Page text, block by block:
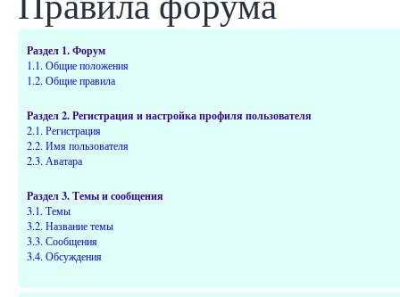
Раздел 1. Форум
1.1. Общие положения
1.2. Общие правила
Раздел 2. Регистрация и настройка профиля пользователя
2.1. Регистрация
2.2. Имя пользователя
2.3. Аватара
Раздел 3. Темы и сообщения
3.1. Темы
3.2. Название темы
3.3. Сообщения
3.4. Обсуждения